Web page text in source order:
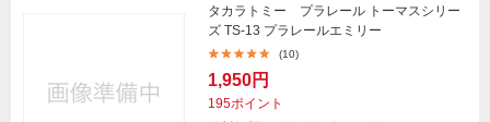
タカラトミー プラレール トーマスシリー
ズ TS-13 プラレールエミリー
(10)
1,950円
195ポイント